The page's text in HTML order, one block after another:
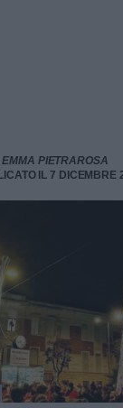
EMMA PIETRAROSA
IL 7 DICEMBRE